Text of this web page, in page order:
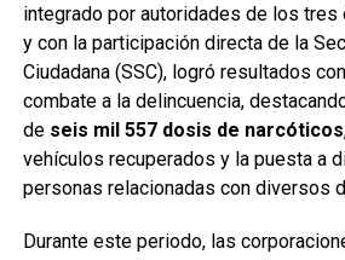
Entre las acciones destacadas se
relevantes en
Benito Juárez, Lázaro
donde autoridades federales y
narcóticos, vehículos y
integrado por autoridades de los
y con la participación directa de la
Ciudadana (SSC), logró resultados
combate a la delincuencia,
de seis mil 557 dosis de narcóticos
vehículos recuperados y la puesta a
personas relacionadas con diversos
Durante este periodo, las